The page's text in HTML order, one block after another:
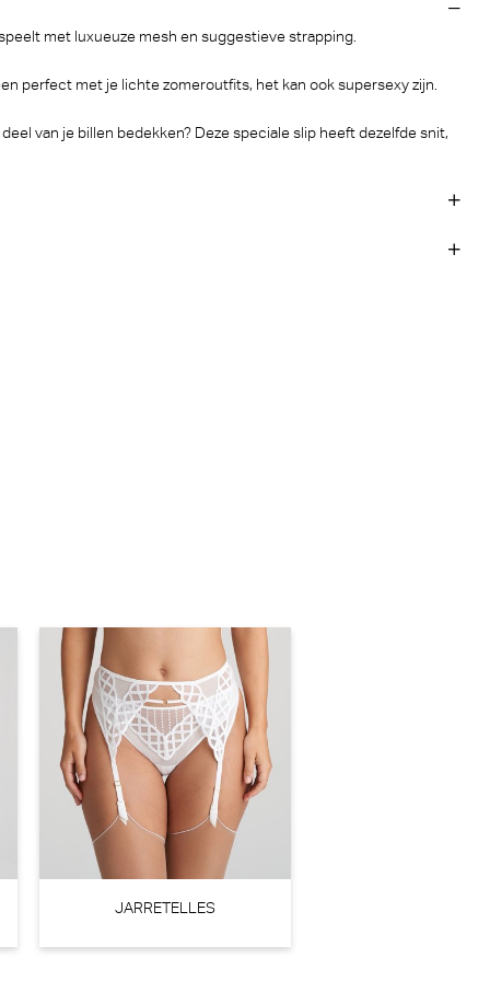
€ 74,90
met luxueuze mesh en suggestieve strapping.
perfect met je lichte zomeroutfits, het kan ook supersexy zijn.
van je billen bedekken? Deze speciale slip heeft dezelfde snit,
JARRETELLES